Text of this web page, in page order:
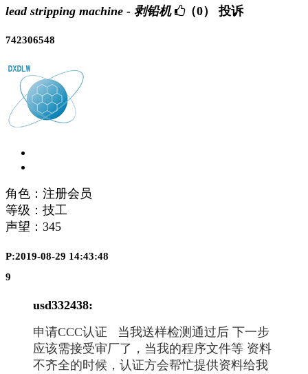
lead stripping machine - 剥铅机 （0） 投诉
742306548
角色：注册会员
等级：技工
声望： 345
P:2019-08-29 14:43:48
9
usd332438:
申请CCC认证 当我送样检测通过后 下一步
应该需接受审厂了，当我的程序文件等 资料
不齐全的时候，认证方会帮忙提供资料给我